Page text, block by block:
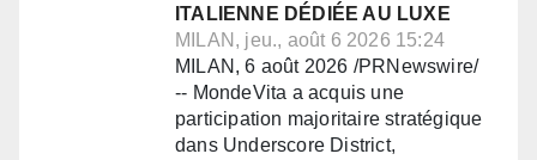
ITALIENNE DÉDIÉE AU LUXE
MILAN, jeu., août 6 2026 15:24
MILAN, 6 août 2026 /PRNewswire/
-- MondeVita a acquis une
participation majoritaire stratégique
dans Underscore District,